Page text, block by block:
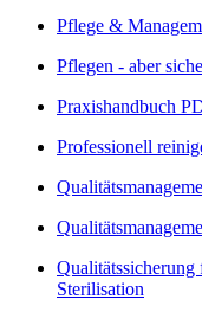
Pflege &
Pflegen - aber
Praxishandbuch
Professionell
Sterilisation